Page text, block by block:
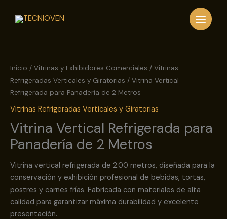
Inicio / Vitrinas y Exhibidores Comerciales / Vitrinas
Refrigeradas Verticales y Giratorias / Vitrina Vertical
Refrigerada para Panadería de 2 Metros
Vitrinas Refrigeradas Verticales y Giratorias
Vitrina Vertical Refrigerada para
Panadería de 2 Metros
Vitrina vertical refrigerada de 2.00 metros, diseñada para la
conservación y exhibición profesional de bebidas, tortas,
postres y carnes frías. Fabricada con materiales de alta
calidad para garantizar máxima durabilidad y excelente
presentación.
Refrigerada
para
Panadería
2
Metros
cantidad